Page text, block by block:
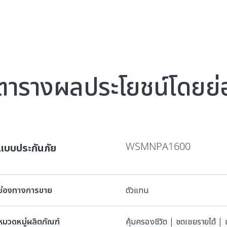
รางผลประโยชน์โดยย่
บบประกันภัย
องทางการขาย
มวดหมู่ผลิตภัณฑ์
WSMNPA1600
ตัวแทน
คุ้มครองชีวิต | ชดเชยรายได้ |